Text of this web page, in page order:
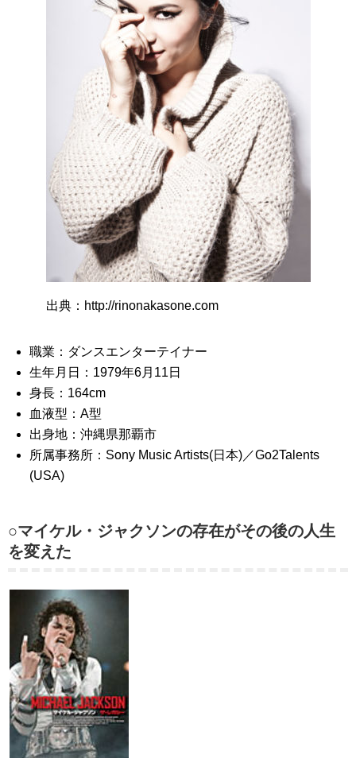
出典：http://rinonakasone.com
職業：ダンスエンターテイナー
生年月日：1979年6月11日
身長：164cm
血液型：A型
出身地：沖縄県那覇市
所属事務所：Sony Music Artists(日本)／Go2Talents
(USA)
○マイケル・ジャクソンの存在がその後の人生
を変えた